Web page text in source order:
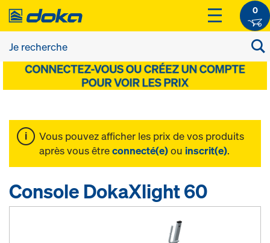
0
Vous pouvez afficher les prix de vos produits
après vous êtreconnecté(e)ou inscrit(e).
Console DokaXlight 60